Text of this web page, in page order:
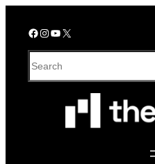
Facebook InstagramYouTube X
S
e